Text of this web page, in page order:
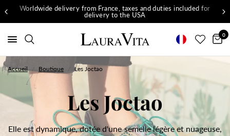
Worldwide delivery from France, taxes and duties included for
delivery to the USA
0
Accueil / Boutique Les Joctao
Les Joctao
Elle est dynamique, dotée d'une semelle légère et nuageuse,